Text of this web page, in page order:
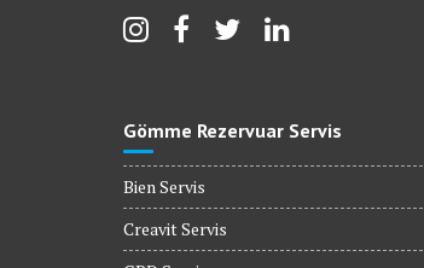
Gömme Rezervuar Servis
Bien Servis
Creavit Servis